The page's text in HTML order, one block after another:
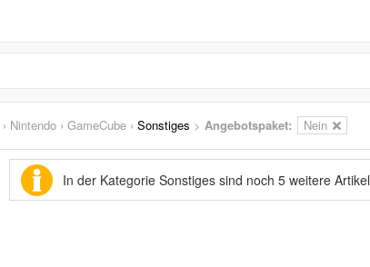
› Nintendo › GameCube › Sonstiges > Angebotspaket: Nein
In der Kategorie Sonstiges sind noch 5 weitere Artikel